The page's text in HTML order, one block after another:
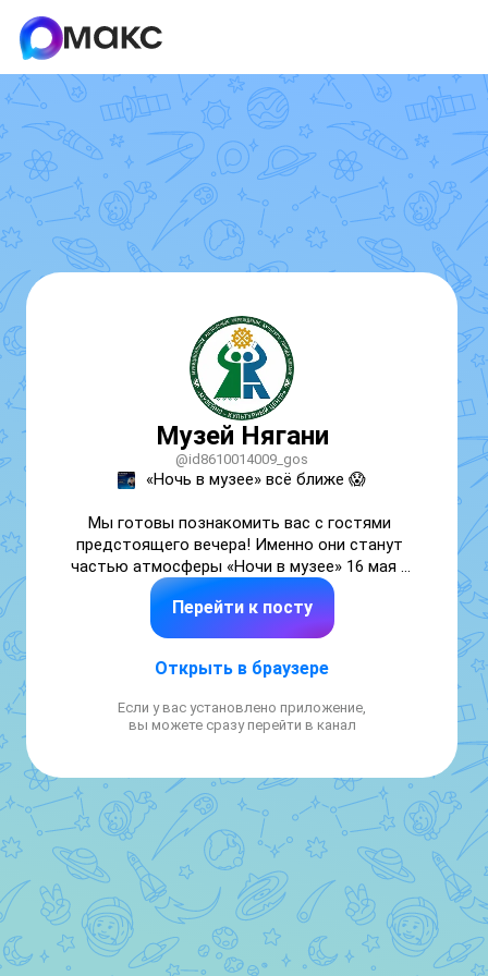
Музей Нягани
@id8610014009_gos
«Ночь в музее» всё ближе 😱
Мы готовы познакомить вас с гостями
предстоящего вечера! Именно они станут
частью атмосферы «Ночи в музее» 16 мая в
19:00.
Листайте карточки и знакомьтесь с
(3 микрорайон, 3/1)
vk.cc/cXICqF
Доступна покупка билетов по Пушкинской
карте!
Перейти к посту
Открыть в браузере
Если у вас установлено приложение,
вы можете сразу перейти в канал